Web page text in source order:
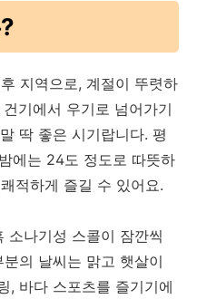
지역으로, 계절이 뚜렷하
기에서 우기로 넘어가기
딱 좋은 시기랍니다. 평
에는 24도 정도로 따뜻하
적하게 즐길 수 있어요.
소나기성 스콜이 잠깐씩
의 날씨는 맑고 햇살이
, 바다 스포츠를 즐기기에